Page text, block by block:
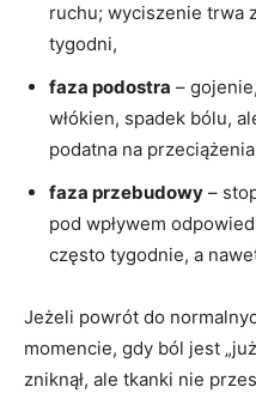
ruchu; wyciszenie trwa
tygodni,
faza podostra –
włókien, spadek bólu,
podatna na
faza przebudowy –
pod wpływem
często tygodnie, a
Jeżeli powrót do
momencie, gdy ból jest
zniknął, ale tkanki nie